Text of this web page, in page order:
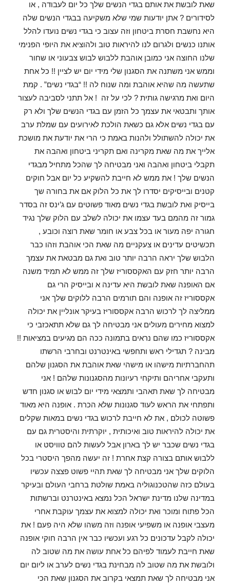
שאת לובשת את אותם בגדי הנשים שלך כל יום לעבודה , או
לסידורים ? אתן יודעות שמי שלא משקיעה בבגדי הנשים שלה
היא נחשבת חסרת ביטחון וזה עצוב כי בגדי נשים נועדו להלל
אותנו כנשים ולגרום לנו להיראות טוב ולהוציא את היופי הפנימי
שלנו החוצה אני כמובן אוהבת ללבוש לבוש צבעוני או שחור
וממש אני משתנה את הסגנון שלי מידי יום יש לציין !! כל אחת
שתעשה מה שהיא אוהבת ומה שנוח לה !! “בגדי נשים” . קמת
היום ואת מרגישה גותית ? לכי על זה ! אל תתני לסביבה לעצור
אותך ותבטאי את עצמך כל הזמן עם בגדי הנשים שלך ולא רק
עם בגדי נשים אלא גם כשאת הולכת לאירועים עם שמלת ערב
את יכולה להשתולל ולהנות באמת כי הרי את יודעת את מושכת
אלייך את מה שאת מקרינה ואם תקריני ביטחון ואהבה את
תקבלי ביטחון ואהבה ואני מבטיחה לך שהכל מתחיל מבגדי
הנשים שלך ! את ממש לא חייבת להשקיע כל יום אבל חוקים
קטנים ובייסיקים יסדרו לך את כל הלוק אם את בחורה שך
בייסיק ואת לובשת בגדי נשים מאוד פשוטים עם ג’ינס זה בסדר
גמור זה מהמם בעד עצמו את יכולה לשלב עם הלוק שלך נגיד
חגורה יפה מעור או בכל צבע או חומר שאת רוצה וכובע ,
תכשיטים עדינים או צעקניים מה שאת הכי אוהבת וזהו כבר
הלבוש שלך יראה הרבה יותר טוב ואת גם מבטאת את עצמך
הרבה יותר חזק עם האקססוריז שלך זה ממש לא תמיד משנה
אם האופנה שאת לובשת היא עדינה א ובייסיק הרי גם
אקססוריז זה אופנה והם תורמים הרבה ללוקים שלך אני
ממליצה לך לרכוש הרבה אקססוריז בעיקר אונליין את יכולה
למצוא מחירים מעולים אני מבטיחה לך גם שלא תתאכזבי כי
אקססוריז כמו שהם נראים בתמונה ככה הם מגיעים במציאות !!
מבינה ? תגדילי ראש ותחפשי באינטרנט ובחרבי הרשתו
תהחברתיות מישהו או מישהי שאת אוהבת את הסגנון שלהם
ותעקבי אחריהם ותיקחי רעיונות מהסגנונות שלהם ! אני
מבטיחה לך שאת תאהבי ותמצאי מידי יום לבוש או סגנון חדש
ותפתחי את הראש לעוד סגנונות שלא הכרת . אופנה היא מאוד
פשוטה לכולם , את לא חייבת לרכוש בגדי נשים במאות שקלים
את יכולה להיראות טוב ואיכותית , יוקרתית והיסטרית גם עם
בגדי נשים שכבר יש לך בארון אבל לעשות להם טוויסט או
ללבוש אותם בצורה קצת אחרת ! זה יעשה מהפך היסטרי בכל
הלוקים שלך אני מבטיחה לך שאת תהיי פשוט פצצה עכשיו
בעולם כזה שהטכנוגוליה באמת שולטת ברחבי העולם ובעיקר
במדינה שלנו מדינת ישראל הכל נמצא באינטרנט וברשתות
הכל פתוח ומוכר ואת יכולה למצוא את עצמך עוקבת אחרי
מעצבי אופנה או משפיעי אופנה וזה משהו שלא היה פעם ! את
יכולה לקבל עדכונים כל רגע ועכשיו כבר אין הרבה חוקי אופנה
שאת חייבת לעמוד לפיהם כל אחת עושה את מה שטוב לה
ולובשת את מה שטוב לה מבחינת בגדי נשים לערב או ליום יום
אני מבטיחה לך שאת תמצאי בקרוב את הסגנון שאת הכי